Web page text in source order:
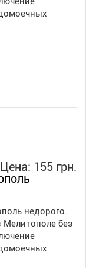
Цена: 155 грн.
недорого.
без